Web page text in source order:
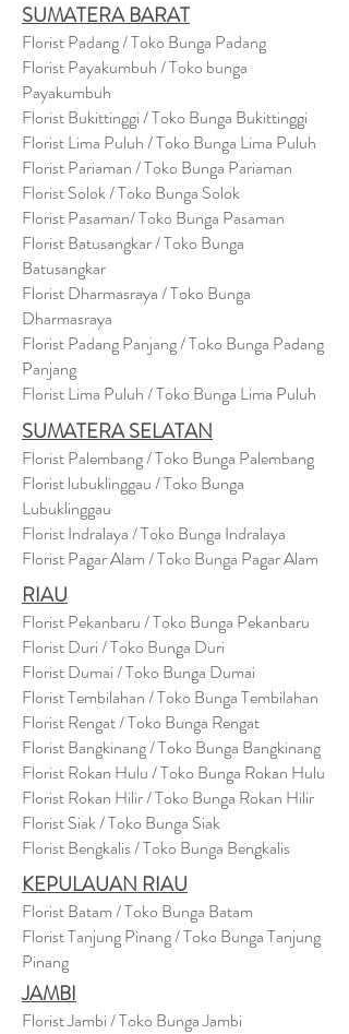
SUMATERA BARAT
Florist Padang / Toko Bunga Padang
Florist Payakumbuh / Toko bunga
Payakumbuh
Florist Bukittinggi / Toko Bunga Bukittinggi
Florist Lima Puluh / Toko Bunga Lima Puluh
Florist Pariaman / Toko Bunga Pariaman
Florist Solok / Toko Bunga Solok
Florist Pasaman/ Toko Bunga Pasaman
Florist Batusangkar / Toko Bunga
Batusangkar
Florist Dharmasraya / Toko Bunga
Dharmasraya
Florist Padang Panjang / Toko Bunga Padang
Panjang
Florist Lima Puluh / Toko Bunga Lima Puluh
SUMATERA SELATAN
Florist Palembang / Toko Bunga Palembang
Florist lubuklinggau / Toko Bunga
Lubuklinggau
Florist Indralaya / Toko Bunga Indralaya
Florist Pagar Alam / Toko Bunga Pagar Alam
RIAU
Florist Pekanbaru / Toko Bunga Pekanbaru
Florist Duri / Toko Bunga Duri
Florist Dumai / Toko Bunga Dumai
Florist Tembilahan / Toko Bunga Tembilahan
Florist Rengat / Toko Bunga Rengat
Florist Bangkinang / Toko Bunga Bangkinang
Florist Rokan Hulu / Toko Bunga Rokan Hulu
Florist Rokan Hilir / Toko Bunga Rokan Hilir
Florist Siak / Toko Bunga Siak
Florist Bengkalis / Toko Bunga Bengkalis
KEPULAUAN RIAU
Florist Batam / Toko Bunga Batam
Florist Tanjung Pinang / Toko Bunga Tanjung
Pinang
JAMBI
Florist Jambi / Toko Bunga Jambi